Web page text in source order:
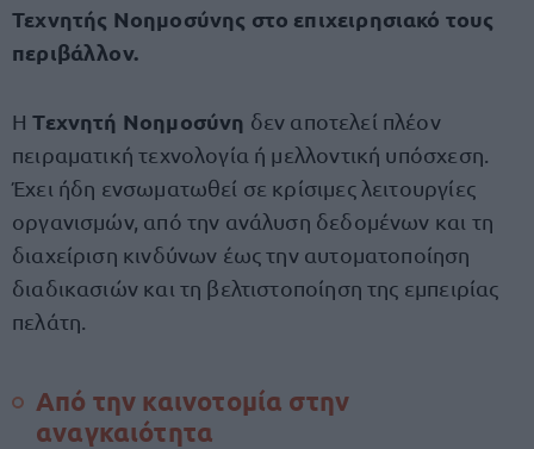
Τεχνητής Νοημοσύνης στο επιχειρησιακό τους
περιβάλλον.
ΗΤεχνητή Νοημοσύνη δεν αποτελεί πλέον
πειραματική τεχνολογία ή μελλοντική υπόσχεση.
Έχει ήδη ενσωματωθεί σε κρίσιμες λειτουργίες
οργανισμών, από την ανάλυση δεδομένων και τη
διαχείριση κινδύνων έως την αυτοματοποίηση
διαδικασιών και τη βελτιστοποίηση της εμπειρίας
πελάτη.
Από την καινοτομία στην
αναγκαιότητα